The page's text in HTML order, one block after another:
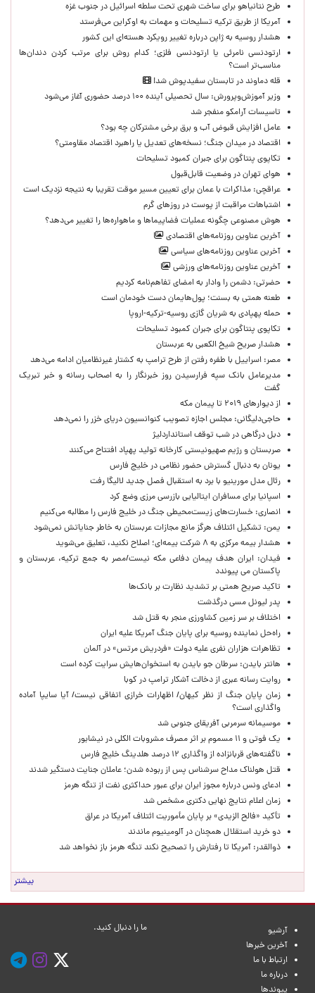
طرح نتانیاهو برای ساخت شهری تحت سلطه اسرائیل در جنوب غزه
آمریکا از طریق ترکیه تسلیحات و مهمات به اوکراین می‌فرستد
هشدار روسیه به ژاپن درباره تغییر رویکرد هسته‌ای این کشور
ارتودنسی نامرئی یا ارتودنسی فلزی؛ کدام روش برای مرتب کردن دندان‌ها
مناسب‌تر است؟
قله دماوند در تابستان سفیدپوش شد!
وزیر آموزش‌وپرورش: سال تحصیلی آینده ۱۰۰ درصد حضوری آغاز می‌شود
تاسیسات آرامکو منفجر شد
عامل افزایش قبوض آب و برق برخی مشترکان چه بود؟
اقتصاد در میدان جنگ؛ نسخه‌های تعدیل یا راهبرد اقتصاد مقاومتی؟
تکاپوی پنتاگون برای جبران کمبود تسلیحات
هوای تهران در وضعیت قابل‌قبول
عراقچی: مذاکرات با عمان برای تعیین مسیر موقت تقریبا به نتیجه نزدیک است
اشتباهات مراقبت از پوست در روزهای گرم
هوش مصنوعی چگونه عملیات فضاپیماها و ماهواره‌ها را تغییر می‌دهد؟
آخرین عناوین روزنامه‌های اقتصادی
آخرین عناوین روزنامه‌های سیاسی
آخرین عناوین روزنامه‌های ورزشی
حضرتی: دشمن را وادار به امضای تفاهم‌نامه کردیم
طعنه همتی به بسنت؛ پول‌هایمان دست خودمان است
حمله پهپادی به شریان گازی روسیه-ترکیه-اروپا
تکاپوی پنتاگون برای جبران کمبود تسلیحات
هشدار صریح شیخ الکعبی به عربستان
مصر: اسراییل با طفره رفتن از طرح ترامپ به کشتار غیرنظامیان ادامه می‌دهد
مدیرعامل بانک سپه فرارسیدن روز خبرنگار را به اصحاب رسانه و خبر تبریک
گفت
از دیوارهای ۲۰۱۹ تا پیمان مکه
حاجی‌دلیگانی: مجلس اجازه تصویب کنوانسیون دریای خزر را نمی‌دهد
دبل درگاهی در شب توقف استانداردلیژ
صربستان و رژیم صهیونیستی کارخانه تولید پهپاد افتتاح می‌کنند
یونان به دنبال گسترش حضور نظامی در خلیج فارس
رئال مدل مورینیو با برد به استقبال فصل جدید لالیگا رفت
اسپانیا برای مسافران ایتالیایی بازرسی مرزی وضع کرد
انصاری: خسارت‌های زیست‌محیطی جنگ در خلیج فارس را مطالبه‌ می‌کنیم
یمن: تشکیل ائتلاف هرگز مانع مجازات عربستان به خاطر جنایاتش نمی‌شود
هشدار بیمه مرکزی به ۸ شرکت بیمه‌ای؛ اصلاح نکنید، تعلیق می‌شوید
فیدان: ایران هدف پیمان دفاعی مکه نیست/مصر به جمع ترکیه، عربستان و
پاکستان می پیوندد
تاکید صریح همتی بر تشدید نظارت بر بانک‌ها
پدر لیونل مسی درگذشت
اختلاف بر سر زمین کشاورزی منجر به قتل شد
راه‌حل نماینده روسیه برای پایان جنگ آمریکا علیه ایران
تظاهرات هزاران نفری علیه دولت «فردریش مرتس» در آلمان
هانتر بایدن: سرطان جو بایدن به استخوان‌هایش سرایت کرده است
روایت رسانه عبری از دخالت آشکار ترامپ در کوبا
زمان پایان جنگ از نظر کیهان/ اظهارات خرازی اتفاقی نیست/ آیا سایپا آماده
واگذاری است؟
موسیمانه سرمربی آفریقای جنوبی شد
یک فوتی و ۱۱ مسموم بر اثر مصرف مشروبات الکلی در نیشابور
ناگفته‌های قربانزاده از واگذاری ۱۲ درصد هلدینگ خلیج فارس
قتل هولناک مداح سرشناس پس از ربوده شدن؛ عاملان جنایت دستگیر شدند
ادعای ونس درباره مجوز ایران برای عبور حداکثری نفت از تنگه هرمز
زمان اعلام نتایج نهایی دکتری مشخص شد
تأکید «فالح الزیدی» بر پایان مأموریت ائتلاف آمریکا در عراق
دو خرید استقلال همچنان در آلومینیوم ماندند
ذوالقدر: آمریکا تا رفتارش را تصحیح نکند تنگه هرمز باز نخواهد شد
بیشتر
آرشیو
آخرین خبرها
ارتباط با ما
درباره ما
پیوندها
ما را دنبال کنید.